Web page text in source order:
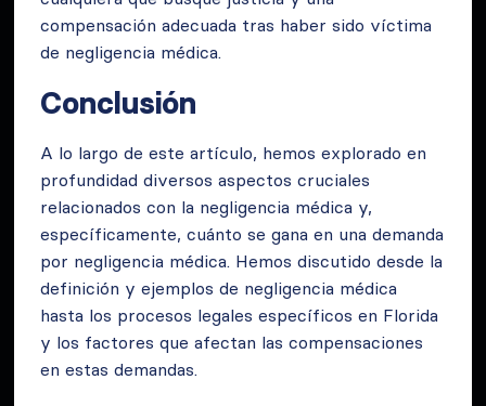
compensación adecuada tras haber sido víctima
de negligencia médica.
Conclusión
A lo largo de este artículo, hemos explorado en
profundidad diversos aspectos cruciales
relacionados con la negligencia médica y,
específicamente, cuánto se gana en una demanda
por negligencia médica. Hemos discutido desde la
definición y ejemplos de negligencia médica
hasta los procesos legales específicos en Florida
y los factores que afectan las compensaciones
en estas demandas.